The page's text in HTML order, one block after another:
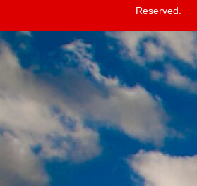
Reserved.